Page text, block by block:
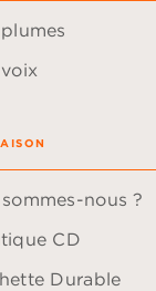
nous ?
CD
Durable